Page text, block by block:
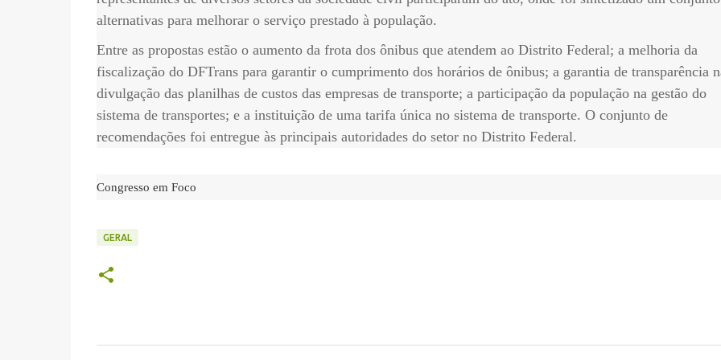
alternativas para melhorar o serviço prestado à população.
Entre as propostas estão o aumento da frota dos ônibus que atendem ao Distrito Federal; a melhoria da
fiscalização do DFTrans para garantir o cumprimento dos horários de ônibus; a garantia de transparência
divulgação das planilhas de custos das empresas de transporte; a participação da população na gestão do
sistema de transportes; e a instituição de uma tarifa única no sistema de transporte. O conjunto de
recomendações foi entregue às principais autoridades do setor no Distrito Federal.
Congresso em Foco
GERAL